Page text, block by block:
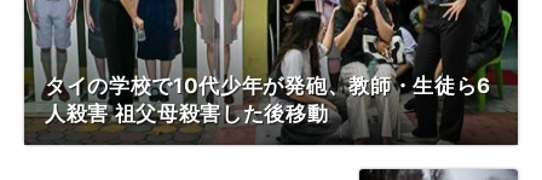
タイの学校で10代少年が発砲、教師・生徒ら6
人殺害 祖父母殺害した後移動